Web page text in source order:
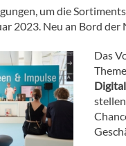
um die
2023. Neu an Bord
Das